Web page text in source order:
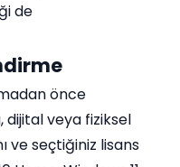
de
önce
dijital veya fiziksel
ve seçtiğiniz lisans